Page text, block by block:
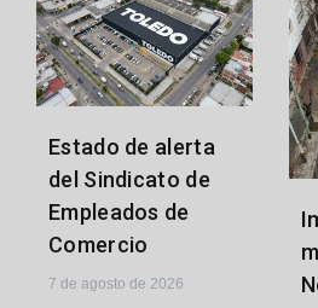
Estado de alerta
del Sindicato de
Empleados de
Comercio
7 de agosto de 2026